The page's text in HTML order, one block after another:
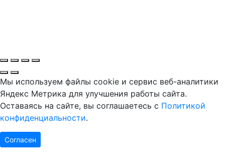
Мы используем файлы cookie и сервис веб-аналитики
Яндекс Метрика для улучшения работы сайта.
Оставаясь на сайте, вы соглашаетесь с Политикой
конфиденциальности.
Согласен